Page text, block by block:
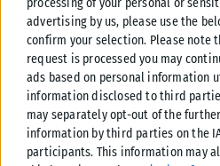
advertising by us, please use the
confirm your selection. Please note
request is processed you may
ads based on personal information
information disclosed to third
may separately opt-out of the
information by third parties on the
participants. This information may
Τοξότης
Οι σχέσεις και οι συνεργασίες
ανανέωσης. Αν είστε σε σχέση,
να φέρει τα πάνω κάτω, αλλά με
και φθαρμένο από την ζωή σας.